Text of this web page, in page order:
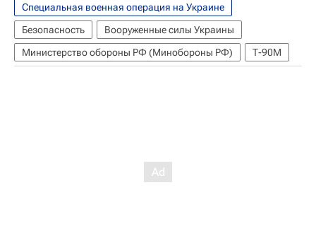
Специальная военная операция на Украине
Безопасность
Вооруженные силы Украины
Министерство обороны РФ (Минобороны РФ)
Т-90М